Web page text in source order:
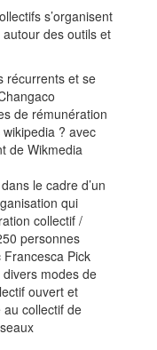
s’organisent
des outils et
récurrents et se
de rémunération
? avec
de Wikmedia
le cadre d’un
qui
collectif /
personnes
Pick
modes de
ouvert et
au collectif de